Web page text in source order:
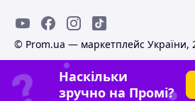
© Prom.ua — маркетплейс України,
Наскільки
зручно на Промі?